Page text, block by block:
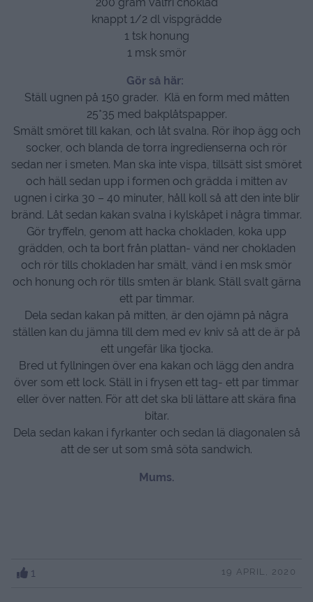
knappt 1/2 dl vispgrädde
1 tsk honung
1 msk smör
Gör så här:
Ställ ugnen på 150 grader. Klä en form med måtten
25*35 med bakplåtspapper.
Smält smöret till kakan, och låt svalna. Rör ihop ägg och
socker, och blanda de torra ingredienserna och rör
sedan ner i smeten. Man ska inte vispa, tillsätt sist smöret
och häll sedan upp i formen och grädda i mitten av
ugnen i cirka 30 – 40 minuter, håll koll så att den inte blir
bränd. Låt sedan kakan svalna i kylskåpet i några timmar.
Gör tryffeln, genom att hacka chokladen, koka upp
grädden, och ta bort från plattan- vänd ner chokladen
och rör tills chokladen har smält, vänd i en msk smör
och honung och rör tills smten är blank. Ställ svalt gärna
ett par timmar.
Dela sedan kakan på mitten, är den ojämn på några
ställen kan du jämna till dem med ev kniv så att de är på
ett ungefär lika tjocka.
Bred ut fyllningen över ena kakan och lägg den andra
över som ett lock. Ställ in i frysen ett tag- ett par timmar
eller över natten. För att det ska bli lättare att skära fina
bitar.
Dela sedan kakan i fyrkanter och sedan lä diagonalen så
att de ser ut som små söta sandwich.
Mums.
1 19 APRIL, 2020